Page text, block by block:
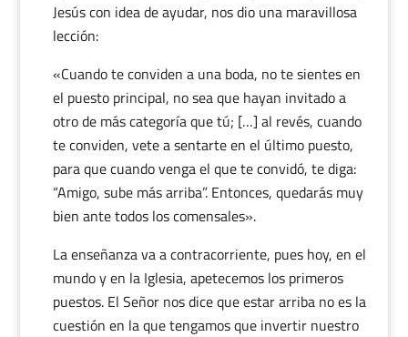
Jesús con idea de ayudar, nos dio una maravillosa
lección:
«Cuando te conviden a una boda, no te sientes en
el puesto principal, no sea que hayan invitado a
otro de más categoría que tú; […] al revés, cuando
te conviden, vete a sentarte en el último puesto,
para que cuando venga el que te convidó, te diga:
“Amigo, sube más arriba”. Entonces, quedarás muy
bien ante todos los comensales».
La enseñanza va a contracorriente, pues hoy, en el
mundo y en la Iglesia, apetecemos los primeros
puestos. El Señor nos dice que estar arriba no es la
cuestión en la que tengamos que invertir nuestro